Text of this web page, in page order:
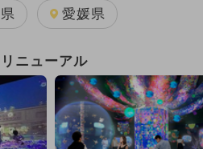
ト 日帰り
ト
愛媛県
ニューアル